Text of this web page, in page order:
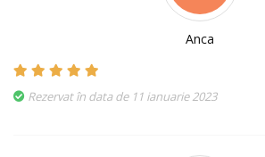
Anca
Rezervat în data de 11 ianuarie 2023